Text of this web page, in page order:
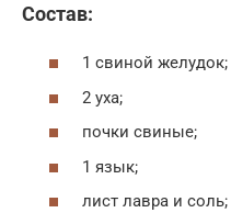
Состав:
1 свиной желудок;
2 уха;
почки свиные;
1 язык;
лист лавра и соль;